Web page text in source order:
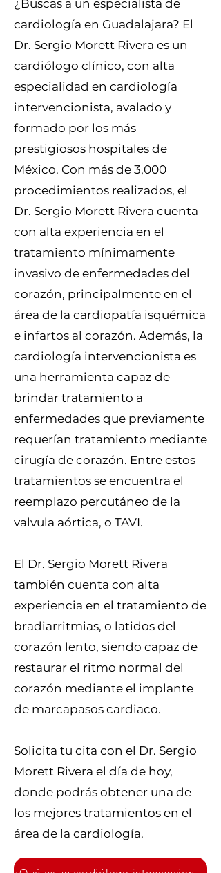
¿Buscas a un especialista de
cardiología en Guadalajara? El
Dr. Sergio Morett Rivera es un
cardiólogo clínico, con alta
especialidad en cardiología
intervencionista, avalado y
formado por los más
prestigiosos hospitales de
México. Con más de 3,000
procedimientos realizados, el
Dr. Sergio Morett Rivera cuenta
con alta experiencia en el
tratamiento mínimamente
invasivo de enfermedades del
corazón, principalmente en el
área de la cardiopatía isquémica
e infartos al corazón. Además, la
cardiología intervencionista es
una herramienta capaz de
brindar tratamiento a
enfermedades que previamente
requerían tratamiento mediante
cirugía de corazón. Entre estos
tratamientos se encuentra el
reemplazo percutáneo de la
valvula aórtica, o TAVI.
El Dr. Sergio Morett Rivera
también cuenta con alta
experiencia en el tratamiento de
bradiarritmias, o latidos del
corazón lento, siendo capaz de
restaurar el ritmo normal del
corazón mediante el implante
de marcapasos cardiaco.
Solicita tu cita con el Dr. Sergio
Morett Rivera el día de hoy,
donde podrás obtener una de
los mejores tratamientos en el
área de la cardiología.